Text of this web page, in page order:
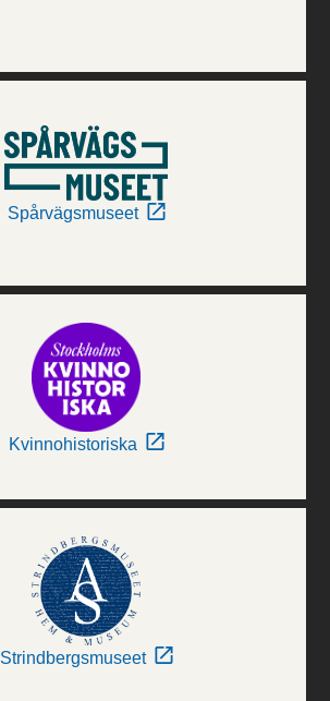
Spårvägsmuseet
Kvinnohistoriska
Strindbergsmuseet